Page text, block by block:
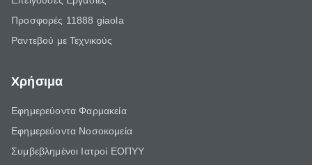
Προσφορές 11888 giaola
Ραντεβού με Τεχνικούς
Χρήσιμα
Εφημερεύοντα Φαρμακεία
Εφημερεύοντα Νοσοκομεία
Συμβεβλημένοι Ιατροί ΕΟΠΥΥ